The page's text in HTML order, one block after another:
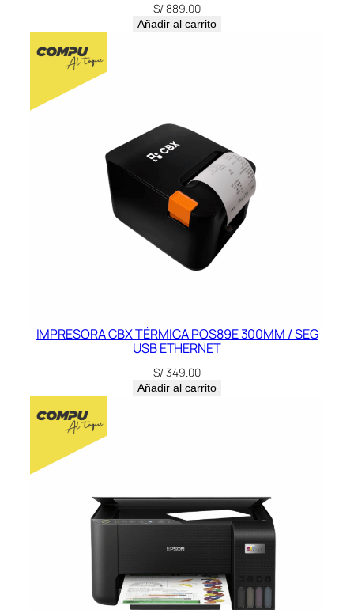
S/889.00
Añadir al carrito
IMPRESORA CBX TÉRMICA POS89E 300MM / SEG
USB ETHERNET
S/349.00
Añadir al carrito